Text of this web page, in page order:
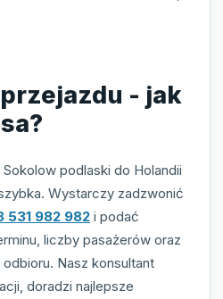
- jak
podlaski do Holandii
Wystarczy zadzwonić
531 982 982 i podać
liczby pasażerów oraz
Nasz konsultant
doradzi najlepsze